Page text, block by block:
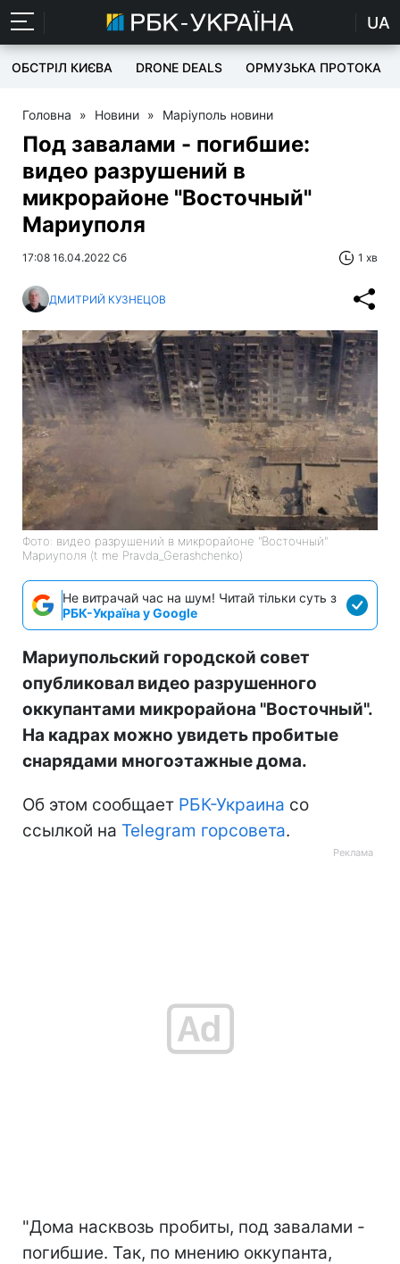
UA
ОБСТРІЛ КИЄВА DRONE DEALS ОРМУЗЬКА ПРОТОКА
Головна » Новини » Маріуполь новини
Под завалами - погибшие:
видео разрушений в
микрорайоне "Восточный"
Мариуполя
17:08 16.04.2022 Сб 1 хв
ДМИТРИЙ КУЗНЕЦОВ
Фото: видео разрушений в микрорайоне "Восточный"
Мариуполя (t me Pravda_Gerashchenko)
Не витрачай час на шум! Читай тільки суть з
РБК-Україна у Google
Мариупольский городской совет
опубликовал видео разрушенного
оккупантами микрорайона "Восточный".
На кадрах можно увидеть пробитые
снарядами многоэтажные дома.
Об этом сообщает РБК-Украина со
ссылкой на Telegram горсовета.
"Дома насквозь пробиты, под завалами -
погибшие. Так, по мнению оккупанта,